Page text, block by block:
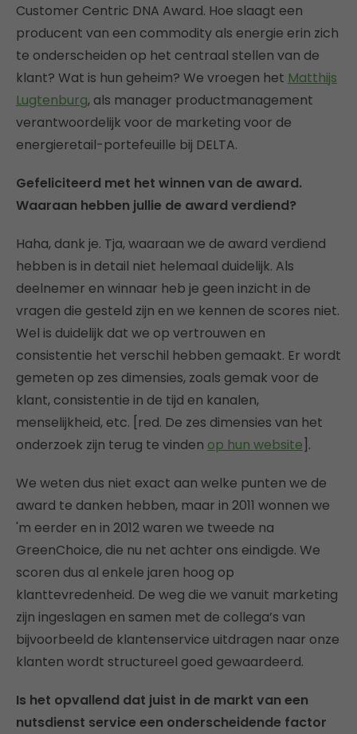
Customer Centric DNA Award. Hoe slaagt een
producent van een commodity als energie erin zich
te onderscheiden op het centraal stellen van de
klant? Wat is hun geheim? We vroegen het Matthijs
Lugtenburg, als manager productmanagement
verantwoordelijk voor de marketing voor de
energieretail-portefeuille bij DELTA.
Gefeliciteerd met het winnen van de award.
Waaraan hebben jullie de award verdiend?
Haha, dank je. Tja, waaraan we de award verdiend
hebben is in detail niet helemaal duidelijk. Als
deelnemer en winnaar heb je geen inzicht in de
vragen die gesteld zijn en we kennen de scores niet.
Wel is duidelijk dat we op vertrouwen en
consistentie het verschil hebben gemaakt. Er wordt
gemeten op zes dimensies, zoals gemak voor de
klant, consistentie in de tijd en kanalen,
menselijkheid, etc. [red. De zes dimensies van het
onderzoek zijn terug te vinden op hun website ].
We weten dus niet exact aan welke punten we de
award te danken hebben, maar in 2011 wonnen we
'm eerder en in 2012 waren we tweede na
GreenChoice, die nu net achter ons eindigde. We
scoren dus al enkele jaren hoog op
klanttevredenheid. De weg die we vanuit marketing
zijn ingeslagen en samen met de collega’s van
bijvoorbeeld de klantenservice uitdragen naar onze
klanten wordt structureel goed gewaardeerd.
Is het opvallend dat juist in de markt van een
nutsdienst service een onderscheidende factor